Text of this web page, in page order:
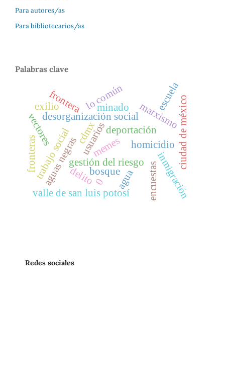
Para autores/as
Para bibliotecarios/as
Palabras clave
marxismo
homicidio
gestión del riesgo
aguas negrasusuarios
encuestas
memes ciudad de méxico
desorganización social
cdmx
delito
valle de san luis potosí
minado
bosqueagua
trabajo social
vectores
escuela
frontera lo común
exilio
fronteras inmigración
deportación
0
Redes sociales